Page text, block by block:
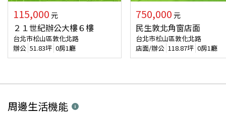
115,000 元
２１世紀辦公大樓６樓
台北市松山區敦化北路
辦公 51.83坪 0房1廳
750,000 元
民生敦北角窗店面
台北市松山區敦化北路
店面/辦公 118.87坪 0房1廳
周邊生活機能